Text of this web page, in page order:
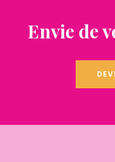
Envie de